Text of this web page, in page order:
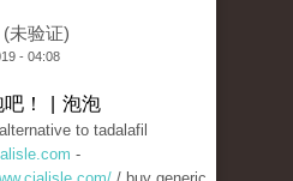
未验证)
- 04:08
吧！ | 泡泡
to tadalafil
-